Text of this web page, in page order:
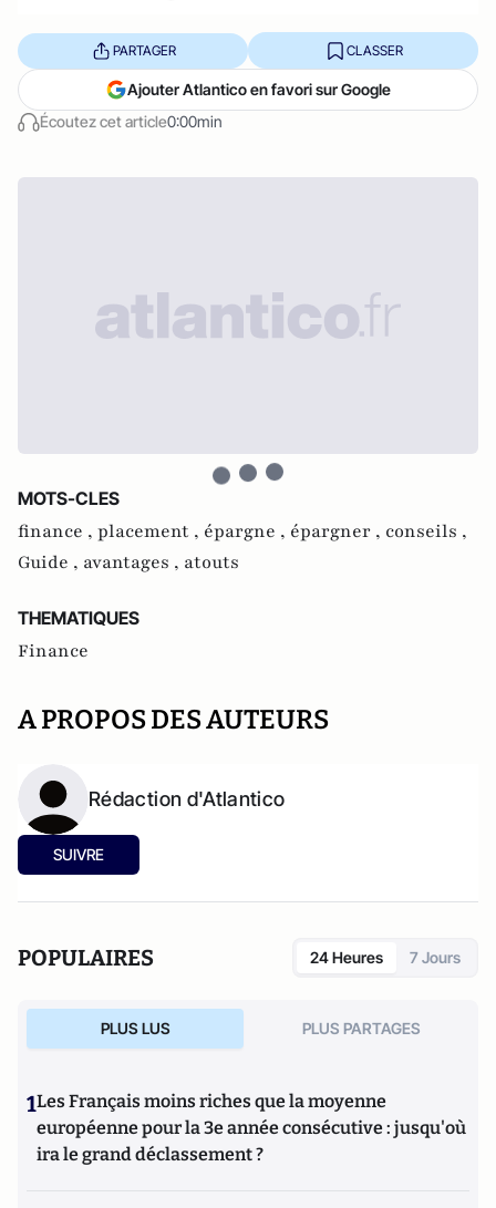
Écoutez cet article0:00min
PARTAGER CLASSER
Ajouter Atlantico en favori sur Google
MOTS-CLES
finance , placement , épargne , épargner , conseils ,
Guide , avantages , atouts
THEMATIQUES
Finance
A PROPOS DES AUTEURS
Rédaction d'Atlantico
SUIVRE
POPULAIRES 24 Heures 7 Jours
PLUS LUS PLUS PARTAGES
1Les Français moins riches que la moyenne
européenne pour la 3e année consécutive : jusqu'où
ira le grand déclassement ?